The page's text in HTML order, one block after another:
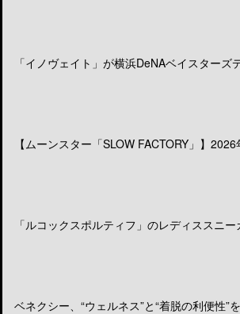
「イノヴェイト」が横浜DeNAベイスターズ
【ムーンスター「SLOW FACTORY」】
「ルコックスポルティフ」のレディススニ
ベネクシー、“ウェルネス”と“着脱の利便性”